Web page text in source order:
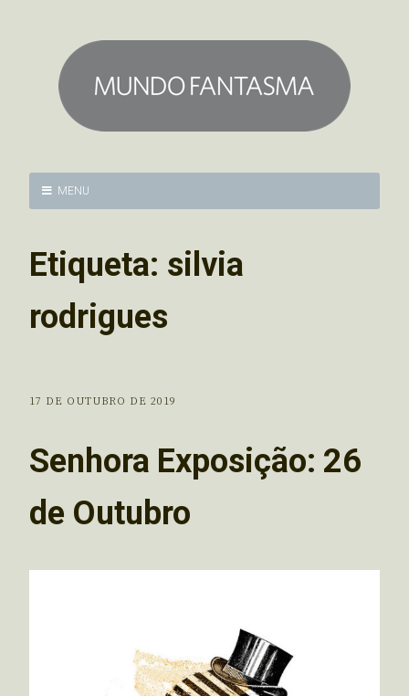
MENU
Etiqueta: silvia
rodrigues
17 DE OUTUBRO DE 2019
Senhora Exposição: 26
de Outubro